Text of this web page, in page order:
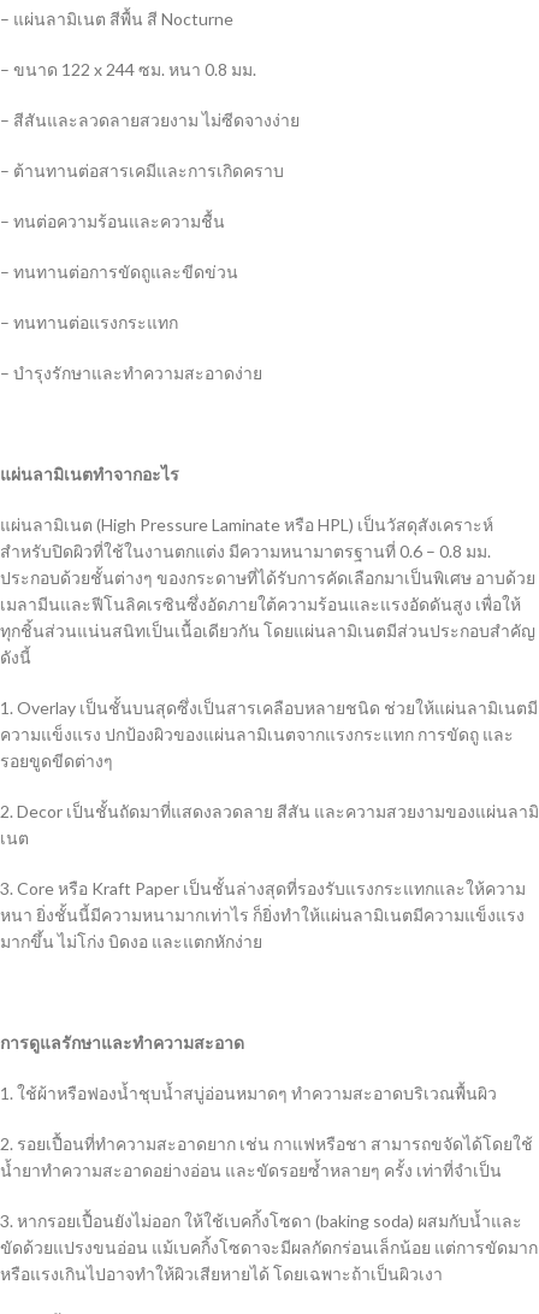
– แผ่นลามิเนต สีพื้น สี Nocturne
– ขนาด 122 x 244 ซม. หนา 0.8 มม.
– สีสันและลวดลายสวยงาม ไม่ซีดจางง่าย
– ต้านทานต่อสารเคมีและการเกิดคราบ
– ทนต่อความร้อนและความชื้น
– ทนทานต่อการขัดถูและขีดข่วน
– ทนทานต่อแรงกระแทก
– บำรุงรักษาและทำความสะอาดง่าย
แผ่นลามิเนตทำจากอะไร
แผ่นลามิเนต (High Pressure Laminate หรือ HPL) เป็นวัสดุสังเคราะห์
สำหรับปิดผิวที่ใช้ในงานตกแต่ง มีความหนามาตรฐานที่ 0.6 – 0.8 มม.
ประกอบด้วยชั้นต่างๆ ของกระดาษที่ได้รับการคัดเลือกมาเป็นพิเศษ อาบด้วย
เมลามีนและฟีโนลิคเรซินซึ่งอัดภายใต้ความร้อนและแรงอัดดันสูง เพื่อให้
ทุกชิ้นส่วนแน่นสนิทเป็นเนื้อเดียวกัน โดยแผ่นลามิเนตมีส่วนประกอบสำคัญ
ดังนี้
1. Overlay เป็นชั้นบนสุดซึ่งเป็นสารเคลือบหลายชนิด ช่วยให้แผ่นลามิเนตมี
ความแข็งแรง ปกป้องผิวของแผ่นลามิเนตจากแรงกระแทก การขัดถู และ
รอยขูดขีดต่างๆ
2. Decor เป็นชั้นถัดมาที่แสดงลวดลาย สีสัน และความสวยงามของแผ่นลามิ
เนต
3. Core หรือ Kraft Paper เป็นชั้นล่างสุดที่รองรับแรงกระแทกและให้ความ
หนา ยิ่งชั้นนี้มีความหนามากเท่าไร ก็ยิ่งทำให้แผ่นลามิเนตมีความแข็งแรง
มากขึ้น ไม่โก่ง บิดงอ และแตกหักง่าย
การดูแลรักษาและทำความสะอาด
1. ใช้ผ้าหรือฟองน้ำชุบน้ำสบู่อ่อนหมาดๆ ทำความสะอาดบริเวณพื้นผิว
2. รอยเปื้อนที่ทำความสะอาดยาก เช่น กาแฟหรือชา สามารถขจัดได้โดยใช้
น้ำยาทำความสะอาดอย่างอ่อน และขัดรอยซ้ำหลายๆ ครั้ง เท่าที่จำเป็น
3. หากรอยเปื้อนยังไม่ออก ให้ใช้เบคกิ้งโซดา (baking soda) ผสมกับน้ำและ
ขัดด้วยแปรงขนอ่อน แม้เบคกิ้งโซดาจะมีผลกัดกร่อนเล็กน้อย แต่การขัดมาก
หรือแรงเกินไปอาจทำให้ผิวเสียหายได้ โดยเฉพาะถ้าเป็นผิวเงา